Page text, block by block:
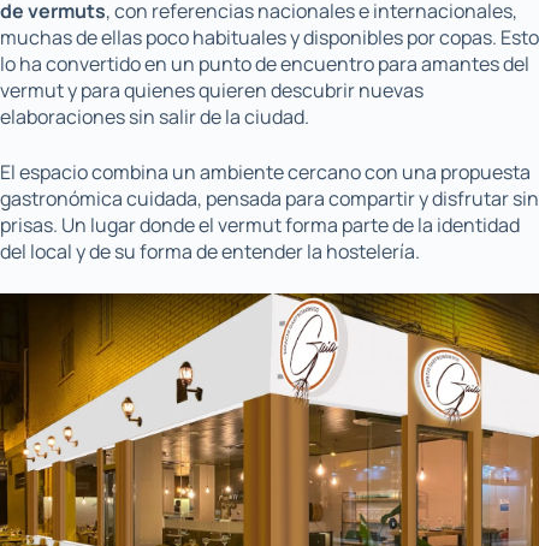
de vermuts, con referencias nacionales e internacionales,
muchas de ellas poco habituales y disponibles por copas. Esto
lo ha convertido en un punto de encuentro para amantes del
vermut y para quienes quieren descubrir nuevas
elaboraciones sin salir de la ciudad.
El espacio combina un ambiente cercano con una propuesta
gastronómica cuidada, pensada para compartir y disfrutar sin
prisas. Un lugar donde el vermut forma parte de la identidad
del local y de su forma de entender la hostelería.